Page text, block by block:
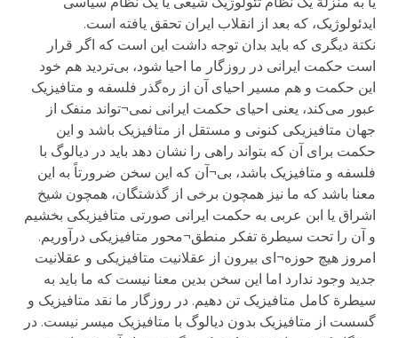
ایدئولوژیک، که بعد از انقلاب ایران تحقق یافته است.
نکتة دیگری که باید بدان توجه داشت این است که اگر قرار
است حکمت ایرانی در روزگار ما احیا شود، بی‌تردید هم خود
این حکمت و هم مسیر احیای آن از ره‌گذر فلسفه و متافیزیک
عبور می‌کند، یعنی احیای حکمت ایرانی نمی¬تواند منفک از
جهان متافیزیکی کنونی و مستقل از متافیزیک باشد و این
حکمت برای آن که بتواند راهی را نشان دهد باید در دیالوگ با
فلسفه و متافیزیک باشد، بی¬آن که این سخن ضرورتاً به این
معنا باشد که ما نیز همچون برخی از گذشتگان، همچون شیخ
اشراق یا ابن عربی به حکمت ایرانی صورتی متافیزیکی بخشیم
و آن را تحت سیطرة تفکر منطق¬محور متافیزیکی درآوریم.
امروز هیچ حوزه¬ای بیرون از عقلانیت متافیزیکی و عقلانیت
جدید وجود ندارد اما این سخن بدین معنا نیست که ما باید به
سیطرة کامل متافیزیک تن دهیم. در روزگار ما نقد متافیزیک و
گسست از متافیزیک بدون دیالوگ با متافیزیک میسر نیست. در